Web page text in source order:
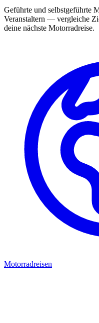
Geführte und selbstgeführte
Veranstaltern — vergleiche
deine nächste Motorradreise.
Motorradreisen